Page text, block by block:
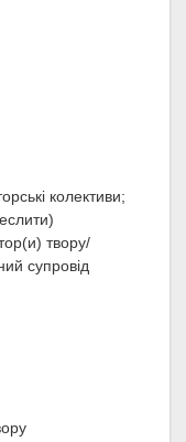
колективи;
твору/
супровід